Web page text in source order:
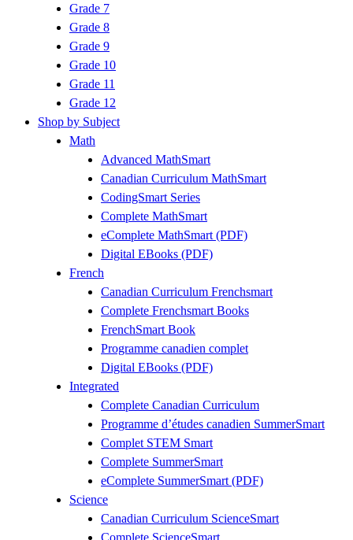
Grade 7
Grade 8
Grade 9
Grade 10
Grade 11
Grade 12
Shop by Subject
Math
Advanced MathSmart
Canadian Curriculum MathSmart
CodingSmart Series
Complete MathSmart
eComplete MathSmart (PDF)
Digital EBooks (PDF)
French
Canadian Curriculum Frenchsmart
Complete Frenchsmart Books
FrenchSmart Book
Programme canadien complet
Digital EBooks (PDF)
Integrated
Complete Canadian Curriculum
Programme d’études canadien SummerSmart
Complet STEM Smart
Complete SummerSmart
eComplete SummerSmart (PDF)
Science
Canadian Curriculum ScienceSmart
Complete ScienceSmart